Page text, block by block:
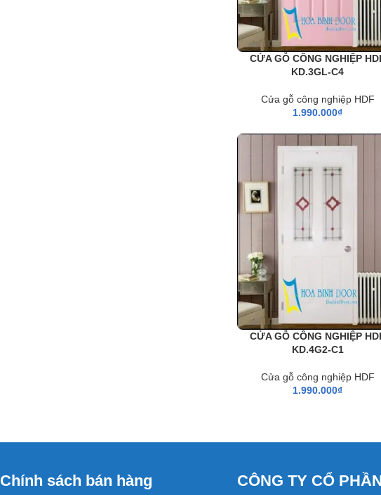
CỬA GỖ CÔNG NGHIỆP
KD.3GL-C4
Cửa gỗ công nghiệp HDF
1.990.000₫
CỬA GỖ CÔNG NGHIỆP
KD.4G2-C1
Cửa gỗ công nghiệp HDF
1.990.000₫
Chính sách bán hàng CÔNG TY CỔ